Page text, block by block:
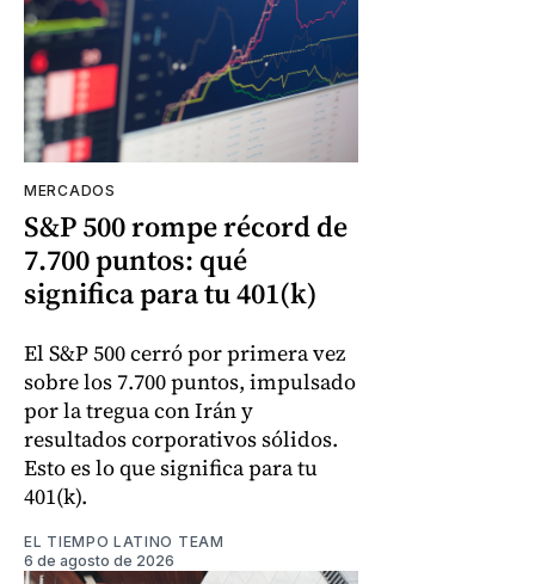
MERCADOS
S&P 500 rompe récord de
7.700 puntos: qué
significa para tu 401(k)
El S&P 500 cerró por primera vez
sobre los 7.700 puntos, impulsado
por la tregua con Irán y
resultados corporativos sólidos.
Esto es lo que significa para tu
401(k).
EL TIEMPO LATINO TEAM
6 de agosto de 2026